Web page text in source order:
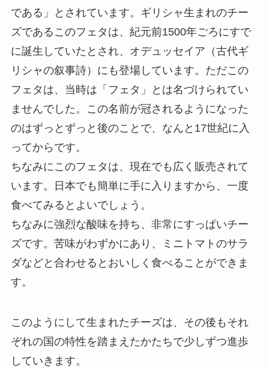
である」とされています。ギリシャ生まれのチー
ズであるこのフェタは、紀元前1500年ごろにすで
に誕生していたとされ、オデュッセイア（古代ギ
リシャの叙事詩）にも登場しています。ただこの
フェタは、当時は「フェタ」とは名づけられてい
ませんでした。この名前が冠されるようになった
のはずっとずっと後のことで、なんと17世紀に入
ってからです。
ちなみにこのフェタは、現在でも広く販売されて
います。日本でも簡単に手に入りますから、一度
食べてみるとよいでしょう。
ちなみに強烈な酸味を持ち、非常にすっぱいチー
ズです。苦味がわずかにあり、ミニトマトのサラ
ダなどと合わせるとおいしく食べることができま
す。
このようにして生まれたチーズは、その後もそれ
ぞれの国の特性を踏まえたかたちで少しずつ進歩
していきます。